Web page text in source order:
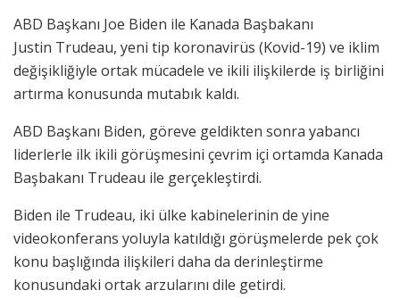
ABD Başkanı Joe Biden ile Kanada Başbakanı
Justin Trudeau, yeni tip koronavirüs (Kovid-19) ve iklim
değişikliğiyle ortak mücadele ve ikili ilişkilerde iş birliğini
artırma konusunda mutabık kaldı.
ABD Başkanı Biden, göreve geldikten sonra yabancı
liderlerle ilk ikili görüşmesini çevrim içi ortamda Kanada
Başbakanı Trudeau ile gerçekleştirdi.
Biden ile Trudeau, iki ülke kabinelerinin de yine
videokonferans yoluyla katıldığı görüşmelerde pek çok
konu başlığında ilişkileri daha da derinleştirme
konusundaki ortak arzularını dile getirdi.